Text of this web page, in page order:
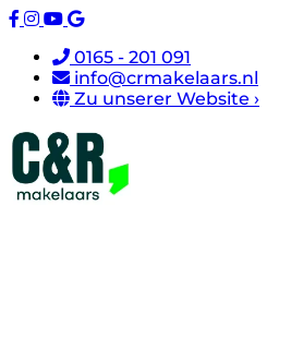
0165 - 201 091
info@crmakelaars.nl
Zu unserer Website ›